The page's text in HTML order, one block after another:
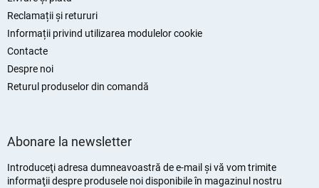
Reclamații și retururi
Informații privind utilizarea modulelor cookie
Contacte
Despre noi
Returul produselor din comandă
Abonare la newsletter
Introduceţi adresa dumneavoastră de e-mail şi vă vom trimite
informaţii despre produsele noi disponibile în magazinul nostru